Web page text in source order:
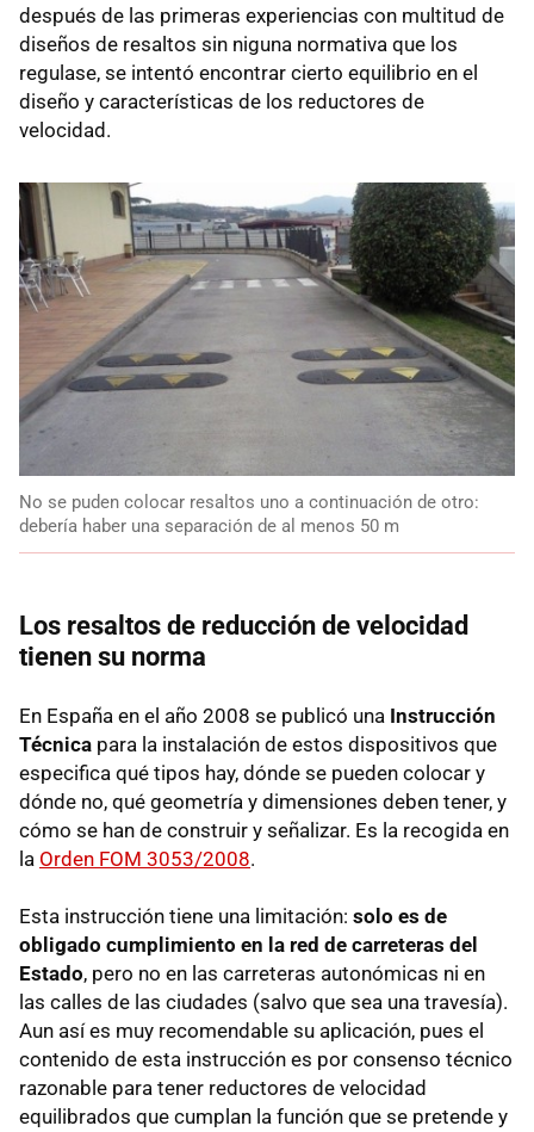
después de las primeras experiencias con multitud de
diseños de resaltos sin niguna normativa que los
regulase, se intentó encontrar cierto equilibrio en el
diseño y características de los reductores de
velocidad.
No se puden colocar resaltos uno a continuación de otro:
debería haber una separación de al menos 50 m
Los resaltos de reducción de velocidad
tienen su norma
En España en el año 2008 se publicó una Instrucción
Técnica para la instalación de estos dispositivos que
especifica qué tipos hay, dónde se pueden colocar y
dónde no, qué geometría y dimensiones deben tener, y
cómo se han de construir y señalizar. Es la recogida en
la Orden FOM 3053/2008.
Esta instrucción tiene una limitación: solo es de
obligado cumplimiento en la red de carreteras del
Estado, pero no en las carreteras autonómicas ni en
las calles de las ciudades (salvo que sea una travesía).
Aun así es muy recomendable su aplicación, pues el
contenido de esta instrucción es por consenso técnico
razonable para tener reductores de velocidad
equilibrados que cumplan la función que se pretende y